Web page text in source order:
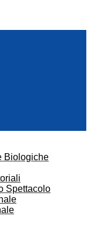
Biologiche
Spettacolo